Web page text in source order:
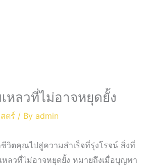
หลวที่ไม่อาจหยุดยั้ง
ตร์ / By admin
วิตคุณไปสู่ความสำเร็จที่รุ่งโรจน์ สิ่งที่
ลวที่ไม่อาจหยุดยั้ง หมายถึงเมื่อบุญพา